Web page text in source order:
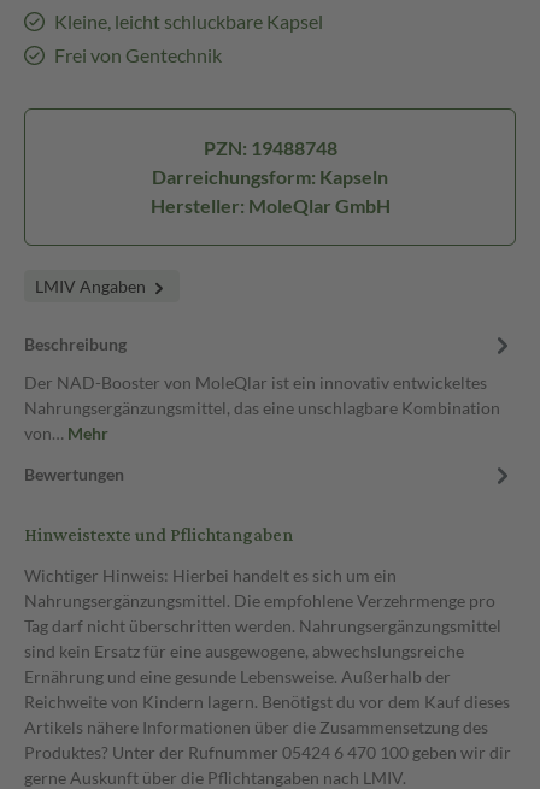
Kleine, leicht schluckbare Kapsel
Frei von Gentechnik
PZN: 19488748
Darreichungsform: Kapseln
Hersteller: MoleQlar GmbH
LMIV Angaben
Beschreibung
Der NAD-Booster von MoleQlar ist ein innovativ entwickeltes
Nahrungsergänzungsmittel, das eine unschlagbare Kombination
von… Mehr
Bewertungen
Hinweistexte und Pflichtangaben
Wichtiger Hinweis: Hierbei handelt es sich um ein
Nahrungsergänzungsmittel. Die empfohlene Verzehrmenge pro
Tag darf nicht überschritten werden. Nahrungsergänzungsmittel
sind kein Ersatz für eine ausgewogene, abwechslungsreiche
Ernährung und eine gesunde Lebensweise. Außerhalb der
Reichweite von Kindern lagern. Benötigst du vor dem Kauf dieses
Artikels nähere Informationen über die Zusammensetzung des
Produktes? Unter der Rufnummer 05424 6 470 100 geben wir dir
gerne Auskunft über die Pflichtangaben nach LMIV.